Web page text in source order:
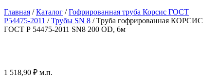
Главная /Каталог /Гофрированная труба Корсис ГОСТ
P54475-2011 /Трубы SN 8 /Труба гофрированная КОРСИС
ГОСТ Р 54475-2011 SN8 200 OD, 6м
1 518,90 ₽ м.п.